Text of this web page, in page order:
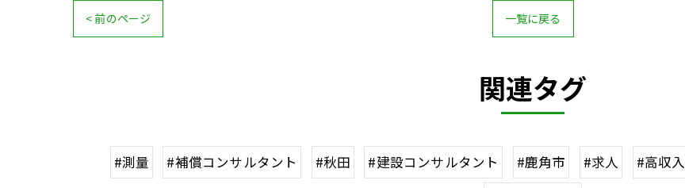
< 前のページ 一覧に戻る
関連タグ
#測量 #補償コンサルタント #秋田 #建設コンサルタント #鹿角市 #求人 #高収入